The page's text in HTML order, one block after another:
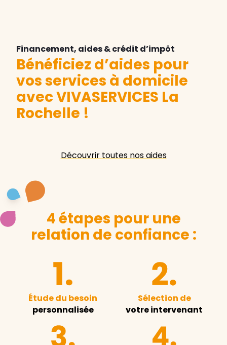
Financement, aides & crédit d’impôt
Bénéficiez d’aides pour
vos services à domicile
avec VIVASERVICES La
Rochelle !
Découvrir toutes nos aides
4 étapes pour une
relation de confiance :
Étude du besoin
personnalisée
Sélection de
votre intervenant